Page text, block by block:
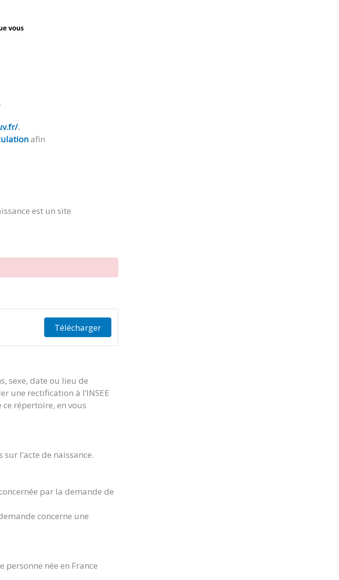
.
afin
est un site
Télécharger
sexe, date ou lieu de
une rectification à l’INSEE
répertoire, en vous
l’acte de naissance.
par la demande de
concerne une
née en France